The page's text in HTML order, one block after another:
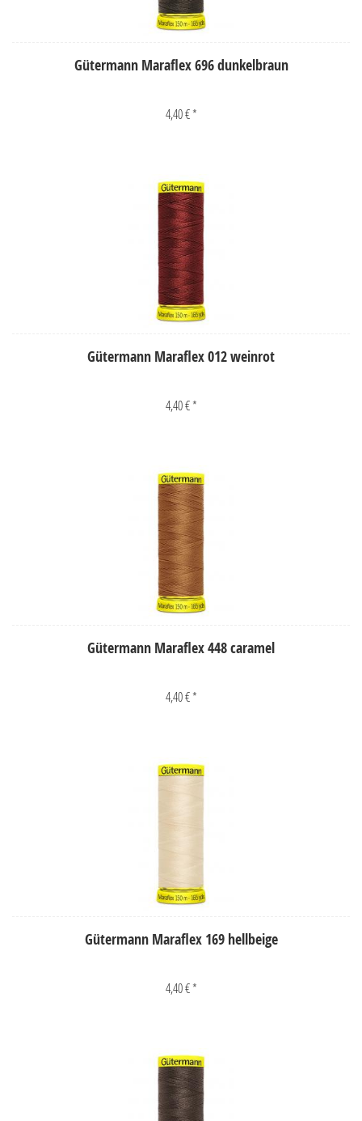
Gütermann Maraflex 696 dunkelbraun
4,40 € *
Gütermann Maraflex 012 weinrot
4,40 € *
Gütermann Maraflex 448 caramel
4,40 € *
Gütermann Maraflex 169 hellbeige
4,40 € *